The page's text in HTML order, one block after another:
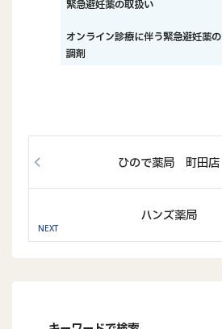
緊急避妊薬の取扱い
オンライン診療に伴う緊急避妊薬の
調剤
ひので薬局 町田店
ハンズ薬局